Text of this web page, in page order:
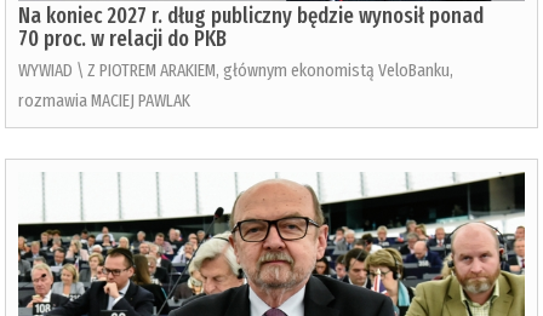
Na koniec 2027 r. dług publiczny będzie wynosił ponad
70 proc. w relacji do PKB
WYWIAD \ Z PIOTREM ARAKIEM, głównym ekonomistą VeloBanku,
rozmawia MACIEJ PAWLAK